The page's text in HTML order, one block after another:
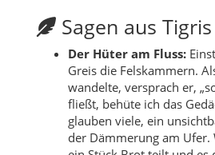
Sagen aus
Der Hüter am Fluss:
Greis die Felskammern.
wandelte, versprach er,
fließt, behüte ich das
glauben viele, ein
der Dämmerung am Ufer.